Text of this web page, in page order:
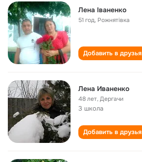
Лена Іваненко
51 год, Рожнятівка
Добавить в друзья
Лена Иваненко
48 лет,Дергачи
3 школа
Добавить в друзья